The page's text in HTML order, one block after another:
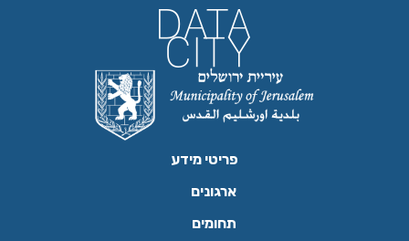
פריטי מידע
ארגונים
תחומים